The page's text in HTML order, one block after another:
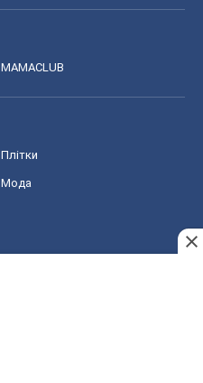
MAMACLUB
Плітки
Мода